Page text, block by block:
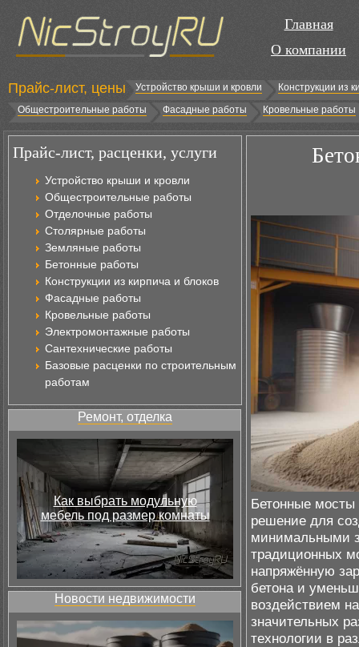
Главная
О компании
Прайс-лист, цены Устройство крыши и кровли
Конструкции из
Общестроительные работы
Фасадные работы Кровельные работы
Прайс-лист, расценки, услуги
Устройство крыши и кровли
Общестроительные работы
Отделочные работы
Столярные работы
Земляные работы
Бетонные работы
Конструкции из кирпича и блоков
Фасадные работы
Кровельные работы
Электромонтажные работы
Сантехнические работы
Базовые расценки по строительным
работам
Ремонт, отделка
Как выбрать модульную
мебель под размер комнаты
Новости недвижимости
Бетонные мосты
решение для
минимальными
традиционных
напряжённую
бетона и
воздействием
значительных
технологии в